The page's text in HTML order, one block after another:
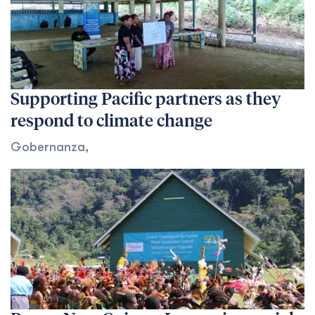
Supporting Pacific partners as they
respond to climate change
Gobernanza,